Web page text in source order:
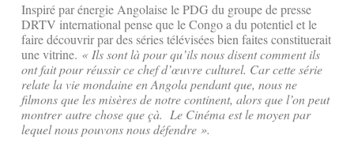
Inspiré par énergie Angolaise le PDG du groupe de presse
DRTV international pense que le Congo a du potentiel et le
faire découvrir par des séries télévisées bien faites constituerait
une vitrine. « Ils sont là pour qu’ils nous disent comment ils
ont fait pour réussir ce chef d’œuvre culturel. Car cette série
relate la vie mondaine en Angola pendant que, nous ne
filmons que les misères de notre continent, alors que l’on peut
montrer autre chose que çà. Le Cinéma est le moyen par
lequel nous pouvons nous défendre ».